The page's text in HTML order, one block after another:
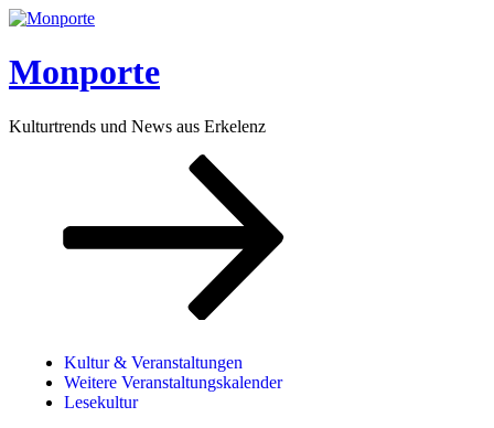
Monporte
Kulturtrends und News aus Erkelenz
Kultur & Veranstaltungen
Weitere Veranstaltungskalender
Lesekultur